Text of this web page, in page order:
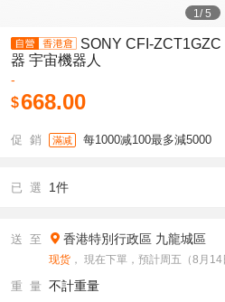
1/5
SONY CFI-
器 宇宙機器人
-
$668.00
促 銷 滿减 每1000减100最多減5000
已 選 1件
送 至 香港特別行政區 九龍城區
现货 ， 現在下單，預計周五（8月
重 量 不計重量